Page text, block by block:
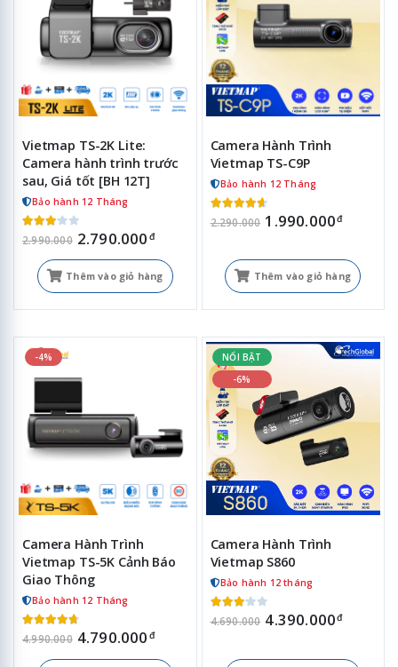
Vietmap TS-2K Lite:
Camera hành trình trước
sau, Giá tốt [BH 12T]
Bảo hành 12 Tháng
2.990.000 2.790.000 đ
Thêm vào giỏ hàng
Camera Hành Trình
Vietmap TS-C9P
Bảo hành 12 Tháng
2.290.000 1.990.000đ
Thêm vào giỏ hàng
-4%
Camera Hành Trình
Vietmap TS-5K Cảnh Báo
Giao Thông
Bảo hành 12 Tháng
4.990.000 4.790.000 đ
NỔI BẬT
-6%
Camera Hành Trình
Vietmap S860
Bảo hành 12 tháng
4.690.000 4.390.000đ